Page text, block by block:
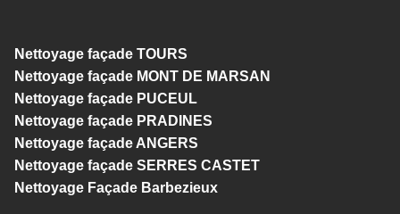
Nettoyage façade TOURS
Nettoyage façade MONT DE MARSAN
Nettoyage façade PUCEUL
Nettoyage façade PRADINES
Nettoyage façade ANGERS
Nettoyage façade SERRES CASTET
Nettoyage Façade Barbezieux